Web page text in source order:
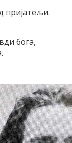
пријатељи.
бога,